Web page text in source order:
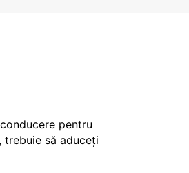
pentru
trebuie să aduceți